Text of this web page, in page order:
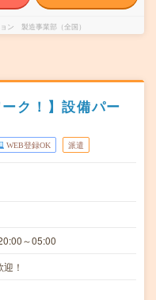
ン 製造事業部（全国）
ク！】設備パー
WEB登録OK 派遣
～05:00
！